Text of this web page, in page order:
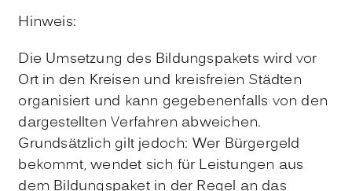
Hinweis:
Die Umsetzung des Bildungspakets wird vor
Ort in den Kreisen und kreisfreien Städten
organisiert und kann gegebenenfalls von den
dargestellten Verfahren abweichen.
Grundsätzlich gilt jedoch: Wer Bürgergeld
bekommt, wendet sich für Leistungen aus
dem Bildungspaket in der Regel an das